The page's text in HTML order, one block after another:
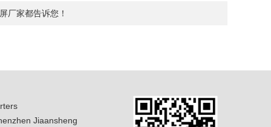
厂家都告诉您！
Jiaansheng